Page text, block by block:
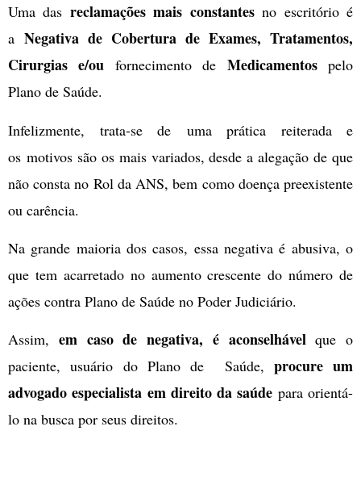
Uma das reclamações mais constantesno escritório é
a Negativa de Cobertura de Exames, Tratamentos,
Cirurgias e/ou fornecimento de Medicamentospelo
Plano de Saúde.
Infelizmente, trata-se de uma prática reiterada e
os motivos são os mais variados, desde a alegação de que
não consta no Rol da ANS, bem como doença preexistente
ou carência.
Na grande maioria dos casos, essa negativa é abusiva, o
que tem acarretado no aumento crescente do número de
ações contra Plano de Saúde no Poder Judiciário.
Assim, em caso de negativa, é aconselhávelque o
paciente, usuário do Plano de Saúde, procure um
advogado especialista em direito da saúde para orientá-
lo na busca por seus direitos.